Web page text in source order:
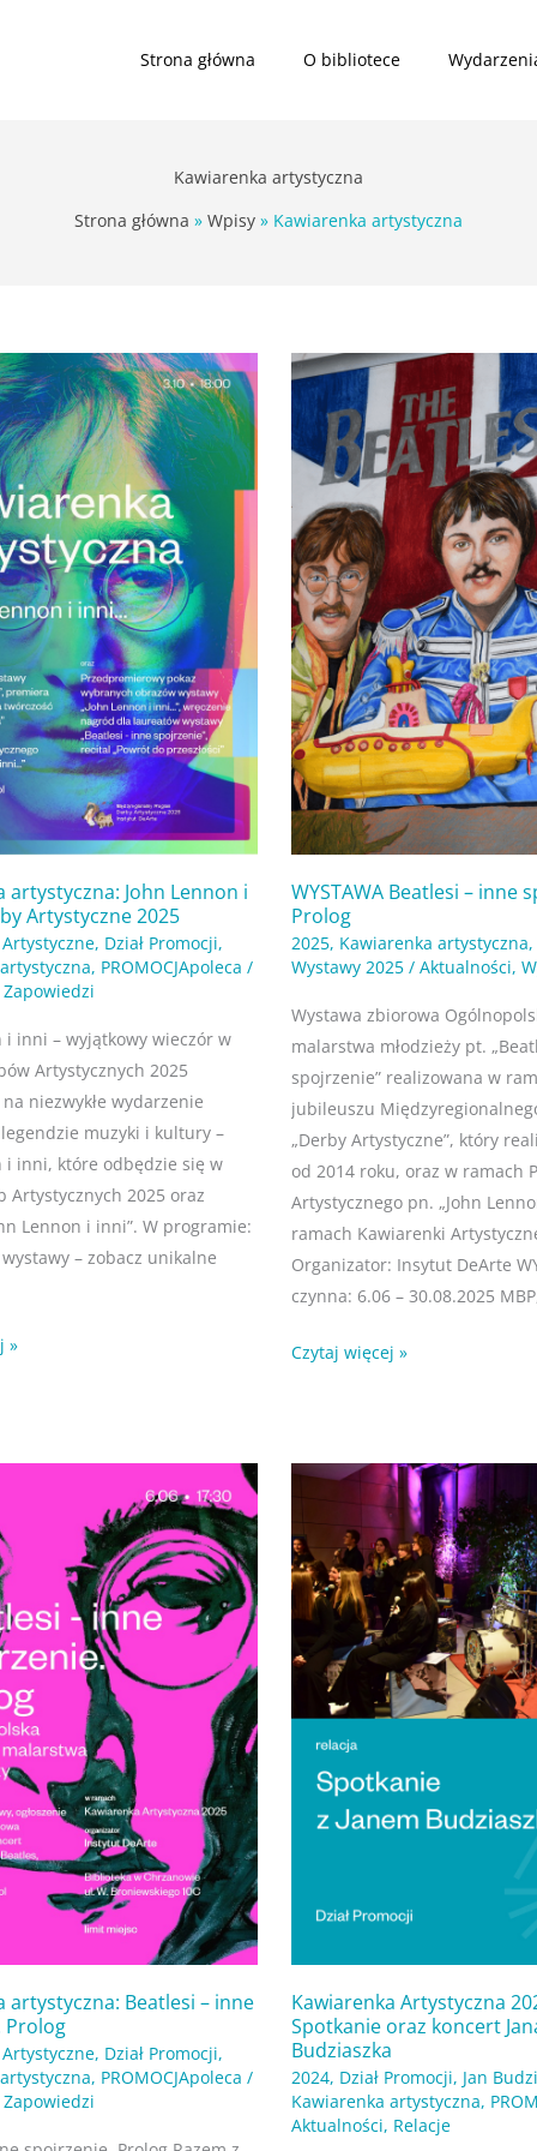
Strona główna O bibliotece
Kawiarenka artystyczna
Strona główna
Wpisy Kawiarenka artystyczna
artystyczna: John Lennon i
Artystyczne 2025
, Dział Promocji,
, PROMOCJApoleca /
Zapowiedzi
i inni – wyjątkowy wieczór w
Artystycznych 2025
niezwykłe wydarzenie
muzyki i kultury –
i inni, które odbędzie się w
Artystycznych 2025 oraz
Lennon i inni”. W programie:
– zobacz unikalne
»
lip
3
2025
WYSTAWA Beatlesi – inne
Prolog
2025, Kawiarenka artystyczna,
Wystawy 2025/ Aktualności,
Wystawa zbiorowa
malarstwa młodzieży pt.
spojrzenie” realizowana w
jubileuszu
„Derby Artystyczne”, który
od 2014 roku, oraz w ramach
Artystycznego pn. „John
ramach Kawiarenki
Organizator: Insytut DeArte
czynna: 6.06 – 30.08.2025
WYSTAWA
Beatlesi
–
inne
spojrzenie.
Prolog
Czytaj więcej »
artystyczna: Beatlesi – inne
Prolog
, Dział Promocji,
, PROMOCJApoleca /
Zapowiedzi
lis
22
2024
Kawiarenka Artystyczna
Spotkanie oraz koncert
Budziaszka
2024, Dział Promocji, Jan
Kawiarenka artystyczna,
Aktualności, Relacje
Kawiarenka
Artystyczna
2024
/
Spotkanie
koncert
Budziaszka